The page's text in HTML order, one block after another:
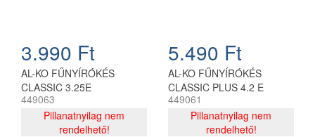
3.990 Ft
AL-KO FŰNYÍRÓKÉS
CLASSIC 3.25E
449063
Pillanatnyilag nem
rendelhető!
5.490 Ft
AL-KO FŰNYÍRÓKÉS
CLASSIC PLUS 4.2 E
449061
Pillanatnyilag nem
rendelhető!